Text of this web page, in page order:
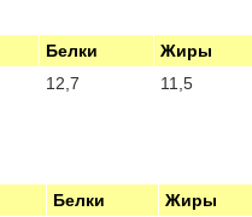
Белки
Жиры
12,7 11,5
Белки
Жиры